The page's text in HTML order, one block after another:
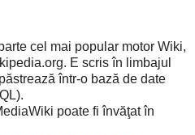
cel mai popular motor Wiki,
E scris în limbajul
într-o bază de date
poate fi învăţat în